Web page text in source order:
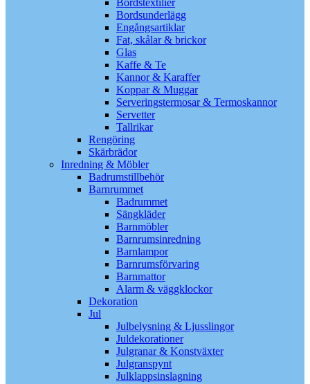
Bordstextilier
Bordsunderlägg
Engångsartiklar
Fat, skålar & brickor
Glas
Kaffe & Te
Kannor & Karaffer
Koppar & Muggar
Serveringstermosar & Termoskannor
Servetter
Tallrikar
Rengöring
Skärbrädor
Inredning & Möbler
Badrumstillbehör
Barnrummet
Badrummet
Sängkläder
Barnmöbler
Barnrumsinredning
Barnlampor
Barnrumsförvaring
Barnmattor
Alarm & väggklockor
Dekoration
Jul
Julbelysning & Ljusslingor
Juldekorationer
Julgranar & Konstväxter
Julgranspynt
Julklappsinslagning